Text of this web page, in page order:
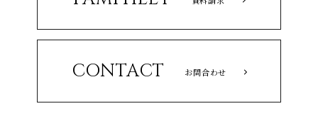
CONTACT お問合わせ